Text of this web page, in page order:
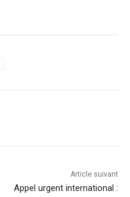
Article suivant
Appel urgent international :